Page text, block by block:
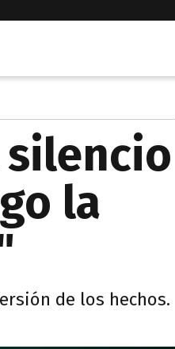
silencio
la
de los hechos.